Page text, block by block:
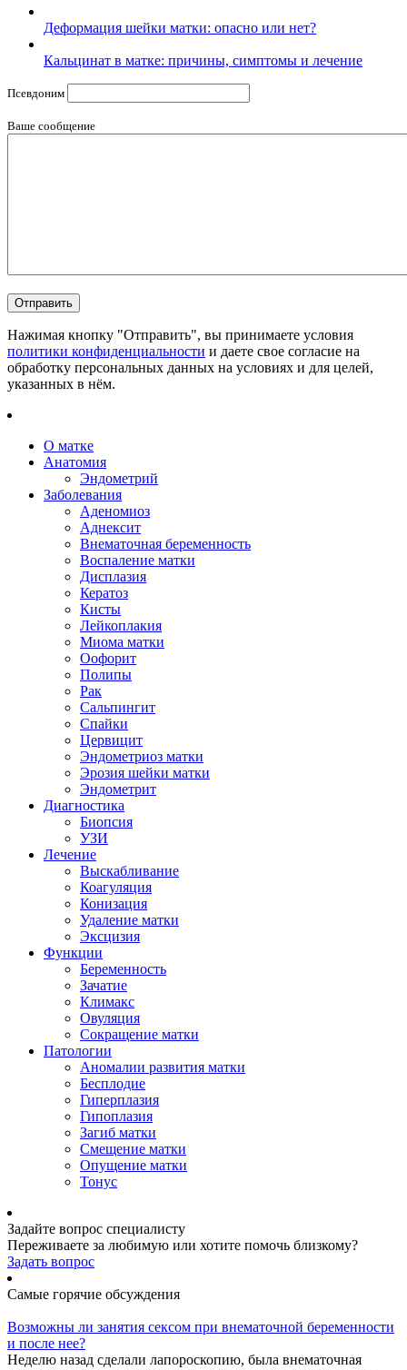
Деформация шейки матки: опасно или нет?
Кальцинат в матке: причины, симптомы и лечение
Псевдоним
Ваше сообщение
Нажимая кнопку "Отправить", вы принимаете условия
политики конфиденциальности и даете свое согласие на
обработку персональных данных на условиях и для целей,
указанных в нём.
О матке
Анатомия
Эндометрий
Заболевания
Аденомиоз
Аднексит
Внематочная беременность
Воспаление матки
Дисплазия
Кератоз
Кисты
Лейкоплакия
Миома матки
Оофорит
Полипы
Рак
Сальпингит
Спайки
Цервицит
Эндометриоз матки
Эрозия шейки матки
Эндометрит
Диагностика
Биопсия
УЗИ
Лечение
Выскабливание
Коагуляция
Конизация
Удаление матки
Эксцизия
Функции
Беременность
Зачатие
Климакс
Овуляция
Сокращение матки
Патологии
Аномалии развития матки
Бесплодие
Гиперплазия
Гипоплазия
Загиб матки
Смещение матки
Опущение матки
Тонус
Задайте вопрос специалисту
Переживаете за любимую или хотите помочь близкому?
Задать вопрос
Самые горячие обсуждения
Возможны ли занятия сексом при внематочной беременности
и после нее?
Неделю назад сделали лапороскопию, была внематочная